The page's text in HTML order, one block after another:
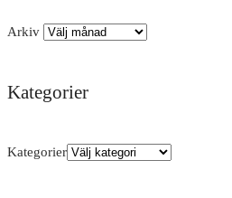
Arkiv
Kategorier
Kategorier